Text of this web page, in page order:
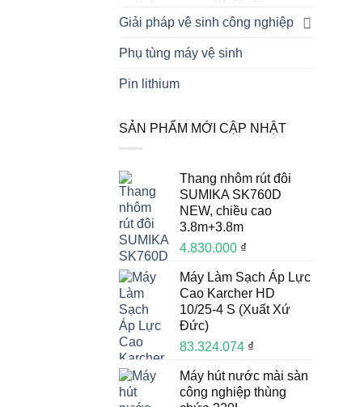
Giải pháp vệ sinh công nghiệp
Phụ tùng máy vệ sinh
Pin lithium
SẢN PHẨM MỚI CẬP NHẬT
Thang nhôm rút đôi
SUMIKA SK760D
NEW, chiều cao
3.8m+3.8m
4.830.000 ₫
Máy Làm Sạch Áp Lực
Cao Karcher HD
10/25-4 S (Xuất Xứ
Đức)
83.324.074 ₫
Máy hút nước mài sàn
công nghiệp thùng